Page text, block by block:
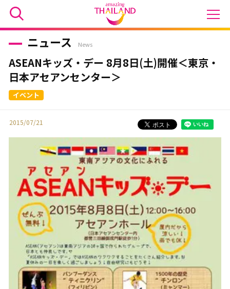
ニュース News
ASEANキッズ・デー 8月8日(土)開催＜東京・
日本アセアンセンター＞
2015/07/21